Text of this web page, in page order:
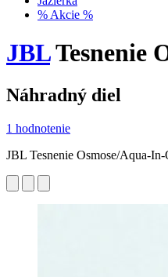
% Akcie %
JBLTesnenie
Náhradný diel
1 hodnotenie
JBL Tesnenie Osmose/Aqua-